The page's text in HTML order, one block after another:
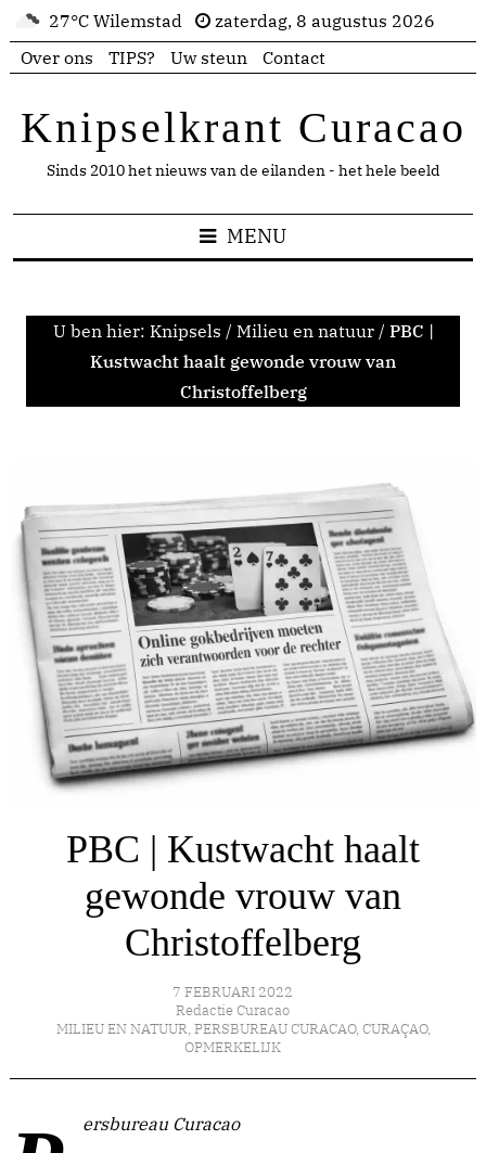
27°C Wilemstad
zaterdag, 8 augustus 2026
Over ons
TIPS? Uw steun Contact
Knipselkrant Curacao
Sinds 2010 het nieuws van de eilanden - het hele beeld
MENU
U ben hier: Knipsels / Milieu en natuur / PBC |
Kustwacht haalt gewonde vrouw van
Christoffelberg
PBC | Kustwacht haalt
gewonde vrouw van
Christoffelberg
7 FEBRUARI 2022
Redactie Curacao
MILIEU EN NATUUR, PERSBUREAU CURACAO, CURAÇAO,
OPMERKELIJK
Persbureau Curacao